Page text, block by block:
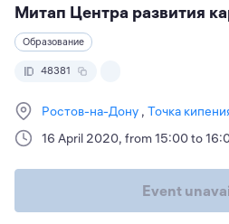
Митап Центра развития
Образование
48381
Ростов-на-Дону Точка
16 April 2020, from 15:00 to
Event